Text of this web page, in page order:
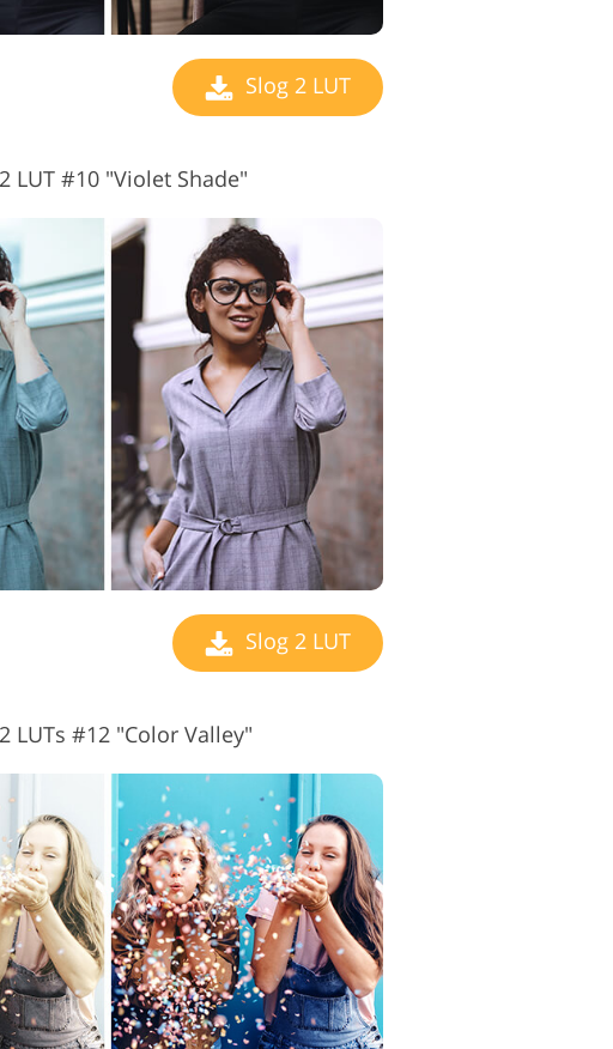
Slog 2 LUT
LUT #10 "Violet Shade"
Slog 2 LUT
LUTs #12 "Color Valley"